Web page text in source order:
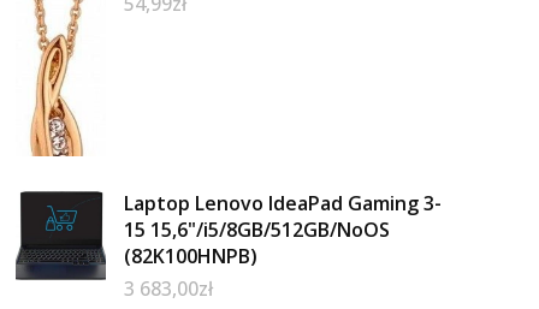
Laptop Lenovo IdeaPad Gaming 3-
15 15,6"/i5/8GB/512GB/NoOS
(82K100HNPB)
3 683,00zł